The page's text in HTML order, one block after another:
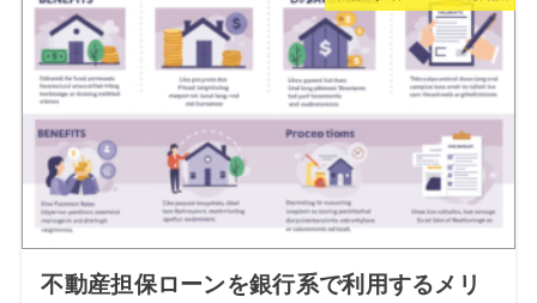
不動産担保ローンを銀行系で利用するメリ